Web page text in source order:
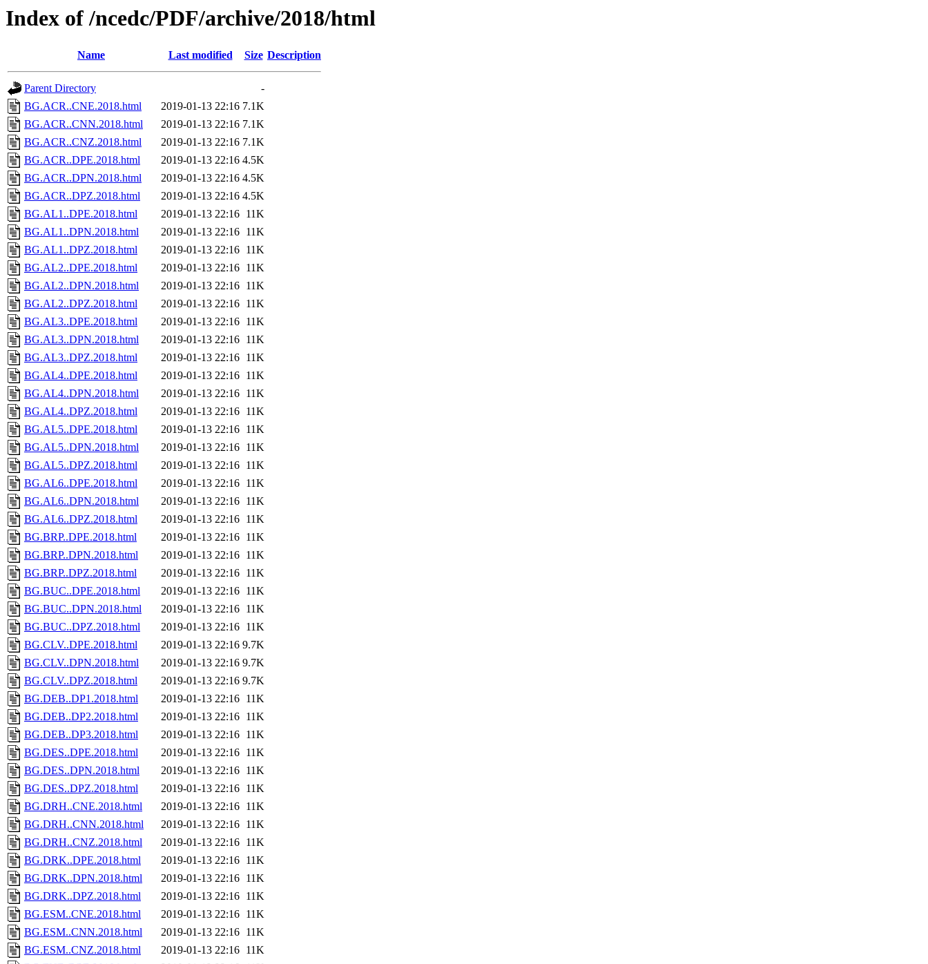
Index of /ncedc/PDF/archive/2018/html
Name Last modified Size Description
Parent Directory
-
BG.ACR..CNE.2018.html
2019-01-13 22:16 7.1K
BG.ACR..CNN.2018.html
2019-01-13 22:16 7.1K
BG.ACR..CNZ.2018.html
2019-01-13 22:16 7.1K
BG.ACR..DPE.2018.html
2019-01-13 22:16 4.5K
BG.ACR..DPN.2018.html
2019-01-13 22:16 4.5K
BG.ACR..DPZ.2018.html
2019-01-13 22:16 4.5K
BG.AL1..DPE.2018.html
2019-01-13 22:16 11K
BG.AL1..DPN.2018.html
2019-01-13 22:16 11K
BG.AL1..DPZ.2018.html
2019-01-13 22:16 11K
BG.AL2..DPE.2018.html
2019-01-13 22:16 11K
BG.AL2..DPN.2018.html
2019-01-13 22:16 11K
BG.AL2..DPZ.2018.html
2019-01-13 22:16 11K
BG.AL3..DPE.2018.html
2019-01-13 22:16 11K
BG.AL3..DPN.2018.html
2019-01-13 22:16 11K
BG.AL3..DPZ.2018.html
2019-01-13 22:16 11K
BG.AL4..DPE.2018.html
2019-01-13 22:16 11K
BG.AL4..DPN.2018.html
2019-01-13 22:16 11K
BG.AL4..DPZ.2018.html
2019-01-13 22:16 11K
BG.AL5..DPE.2018.html
2019-01-13 22:16 11K
BG.AL5..DPN.2018.html
2019-01-13 22:16 11K
BG.AL5..DPZ.2018.html
2019-01-13 22:16 11K
BG.AL6..DPE.2018.html
2019-01-13 22:16 11K
BG.AL6..DPN.2018.html
2019-01-13 22:16 11K
BG.AL6..DPZ.2018.html
2019-01-13 22:16 11K
BG.BRP..DPE.2018.html
2019-01-13 22:16 11K
BG.BRP..DPN.2018.html
2019-01-13 22:16 11K
BG.BRP..DPZ.2018.html
2019-01-13 22:16 11K
BG.BUC..DPE.2018.html
2019-01-13 22:16 11K
BG.BUC..DPN.2018.html
2019-01-13 22:16 11K
BG.BUC..DPZ.2018.html
2019-01-13 22:16 11K
BG.CLV..DPE.2018.html
2019-01-13 22:16 9.7K
BG.CLV..DPN.2018.html
2019-01-13 22:16 9.7K
BG.CLV..DPZ.2018.html
2019-01-13 22:16 9.7K
BG.DEB..DP1.2018.html
2019-01-13 22:16 11K
BG.DEB..DP2.2018.html
2019-01-13 22:16 11K
BG.DEB..DP3.2018.html
2019-01-13 22:16 11K
BG.DES..DPE.2018.html
2019-01-13 22:16 11K
BG.DES..DPN.2018.html
2019-01-13 22:16 11K
BG.DES..DPZ.2018.html
2019-01-13 22:16 11K
BG.DRH..CNE.2018.html
2019-01-13 22:16 11K
BG.DRH..CNN.2018.html
2019-01-13 22:16 11K
BG.DRH..CNZ.2018.html
2019-01-13 22:16 11K
BG.DRK..DPE.2018.html
2019-01-13 22:16 11K
BG.DRK..DPN.2018.html
2019-01-13 22:16 11K
BG.DRK..DPZ.2018.html
2019-01-13 22:16 11K
BG.ESM..CNE.2018.html
2019-01-13 22:16 11K
BG.ESM..CNN.2018.html
2019-01-13 22:16 11K
BG.ESM..CNZ.2018.html
2019-01-13 22:16 11K